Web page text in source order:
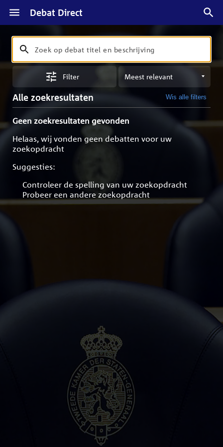
Debat Direct
Zoeken
Zoek
op
en
beschrijving
Filter
Sorteren
op
meest
Alle zoekresultaten Wis alle filters
Geen zoekresultaten gevonden
Helaas, wij vonden geen debatten voor uw
zoekopdracht
Suggesties:
Controleer de spelling van uw zoekopdracht
Probeer een andere zoekopdracht